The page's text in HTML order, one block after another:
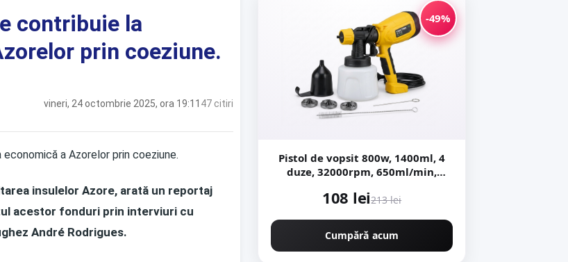
contribuie la
prin coeziune.
vineri, 24 octombrie 2025, ora 19:11 47 citiri
insulelor Azore, arată un reportaj
acestor fonduri prin interviuri cu
André Rodrigues.
-49%
Pistol de vopsit 800w, 1400ml, 4
duze, 32000rpm, 650ml/min,
9174
108 lei213 lei
Cumpără acum